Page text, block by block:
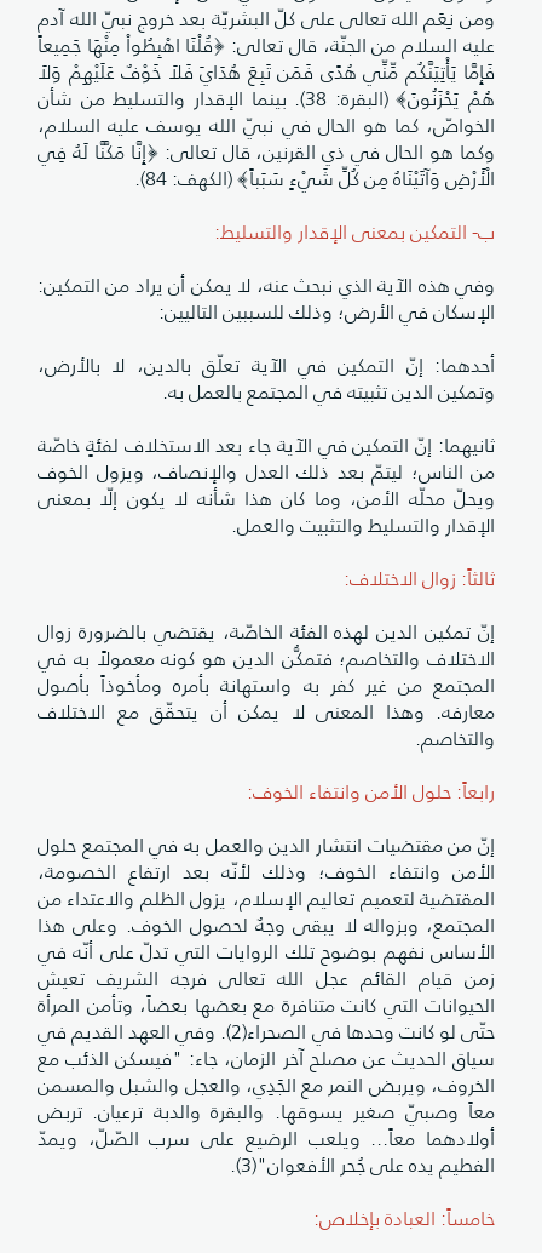
ومن نِعَم الله تعالى على كلّ البشريّة بعد خروج نبيّ الله آدم
عليه السلام من الجنّة، قال تعالى: ﴿قُلْنَا اهْبِطُواْ مِنْهَا جَمِيعاً
فَإِمَّا يَأْتِيَنَّكُم مِّنِّي هُدًى فَمَن تَبِعَ هُدَايَ فَلاَ خَوْفٌ عَلَيْهِمْ وَلاَ
هُمْ يَحْزَنُونَ﴾ (البقرة: 38). بينما الإقدار والتسليط من شأن
الخواصّ، كما هو الحال في نبيّ الله يوسف عليه السلام،
وكما هو الحال في ذي القرنين، قال تعالى: ﴿إِنَّا مَكَّنَّا لَهُ فِي
الْأَرْضِ وَآتَيْنَاهُ مِن كُلِّ شَيْءٍ سَبَباً﴾ (الكهف: 84).
ب- التمكين بمعنى الإقدار والتسليط:
وفي هذه الآية الذي نبحث عنه، لا يمكن أن يراد من التمكين:
الإسكان في الأرض؛ وذلك للسببين التاليين:
أحدهما: إنّ التمكين في الآية تعلّق بالدين، لا بالأرض،
وتمكين الدين تثبيته في المجتمع بالعمل به.
ثانيهما: إنّ التمكين في الآية جاء بعد الاستخلاف لفئةٍ خاصّة
من الناس؛ ليتمّ بعد ذلك العدل والإنصاف، ويزول الخوف
ويحلّ محلّه الأمن، وما كان هذا شأنه لا يكون إلّا بمعنى
الإقدار والتسليط والتثبيت والعمل.
ثالثاً: زوال الاختلاف:
إنّ تمكين الدين لهذه الفئة الخاصّة، يقتضي بالضرورة زوال
الاختلاف والتخاصم؛ فتمكُّن الدين هو كونه معمولاً به في
المجتمع من غير كفر به واستهانة بأمره ومأخوذاً بأصول
معارفه. وهذا المعنى لا يمكن أن يتحقّق مع الاختلاف
والتخاصم.
رابعاً: حلول الأمن وانتفاء الخوف:
إنّ من مقتضيات انتشار الدين والعمل به في المجتمع حلول
الأمن وانتفاء الخوف؛ وذلك لأنّه بعد ارتفاع الخصومة،
المقتضية لتعميم تعاليم الإسلام، يزول الظلم والاعتداء من
المجتمع، وبزواله لا يبقى وجهٌ لحصول الخوف. وعلى هذا
الأساس نفهم بوضوح تلك الروايات التي تدلّ على أنّه في
زمن قيام القائم عجل الله تعالى فرجه الشريف تعيش
الحيوانات التي كانت متنافرة مع بعضها بعضاً، وتأمن المرأة
حتّى لو كانت وحدها في الصحراء(2). وفي العهد القديم في
سياق الحديث عن مصلح آخر الزمان، جاء: "فيسكن الذئب مع
الخروف، ويربض النمر مع الجَدِي، والعجل والشبل والمسمن
معاً وصبيّ صغير يسوقها. والبقرة والدبة ترعيان. تربض
أولادهما معاً... ويلعب الرضيع على سرب الصّلّ، ويمدّ
الفطيم يده على جُحر الأفعوان"(3).
خامساً: العبادة بإخلاص: